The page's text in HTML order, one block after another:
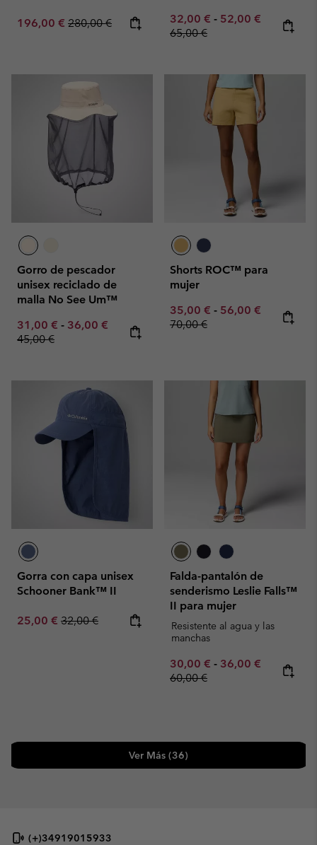
Sale price:
196,00 € Regular price:
280,00 € Minimum sale price:
32,00 € - Maximum sale
52,00 € Regular
65,00 €
Gorro de pescador
unisex reciclado de
malla No See Um™
Minimum sale price:
31,00 € - Maximum sale price:
36,00 € Regular price:
45,00 €
Shorts ROC™ para
mujer
Minimum sale price:
35,00 € - Maximum sale
56,00 € Regular
70,00 €
Gorra con capa unisex
Schooner Bank™ II
Sale price:
25,00 € Regular price:
32,00 €
Falda-pantalón de
senderismo Leslie Falls™
II para mujer
Resistente al agua y las
manchas
Minimum sale price:
30,00 € - Maximum sale
36,00 € Regular
60,00 €
Ver Más (36)
(+)34919015933